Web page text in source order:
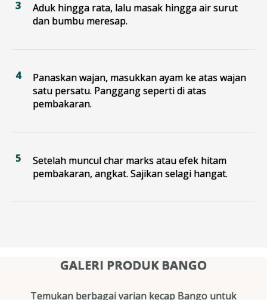
Aduk hingga rata, lalu masak hingga air surut
dan bumbu meresap.
Panaskan wajan, masukkan ayam ke atas wajan
satu persatu. Panggang seperti di atas
pembakaran.
Setelah muncul char marks atau efek hitam
pembakaran, angkat. Sajikan selagi hangat.
GALERI PRODUK BANGO
Temukan berbagai varian kecap Bango untuk